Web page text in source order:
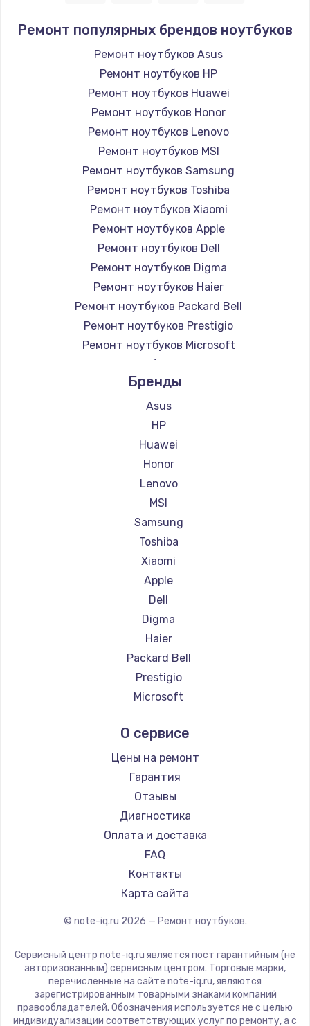
Ремонт популярных брендов ноутбуков
Ремонт ноутбуков Asus
Ремонт ноутбуков HP
Ремонт ноутбуков Huawei
Ремонт ноутбуков Honor
Ремонт ноутбуков Lenovo
Ремонт ноутбуков MSI
Ремонт ноутбуков Samsung
Ремонт ноутбуков Toshiba
Ремонт ноутбуков Xiaomi
Ремонт ноутбуков Apple
Ремонт ноутбуков Dell
Ремонт ноутбуков Digma
Ремонт ноутбуков Haier
Ремонт ноутбуков Packard Bell
Ремонт ноутбуков Prestigio
Ремонт ноутбуков Microsoft
Ремонт ноутбуков Alienware
Ремонт ноутбуков Aquarius
Ремонт ноутбуков Gigabyte
Ремонт ноутбуков Aorus
Ремонт ноутбуков Maibenben
Ремонт ноутбуков Getac
Ремонт ноутбуков Epson
Ремонт ноутбуков Philips
Ремонт ноутбуков LG
Ремонт ноутбуков Panasonic
Ремонт ноутбуков Irbis
Ремонт ноутбуков Thunderobot
Ремонт ноутбуков Hasee
Ремонт ноутбуков ZTE
Ремонт ноутбуков Hiper
Ремонт ноутбуков Evga
Ремонт ноутбуков Google
Ремонт ноутбуков Echips
Ремонт ноутбуков Predator
Ремонт ноутбуков iru
Ремонт ноутбуков Machenike
Ремонт ноутбуков DEXP
Ремонт ноутбуков Teclast
Ремонт ноутбуков CHUWI
Ремонт ноутбуков Colorful
Бренды
Asus
HP
Huawei
Honor
Lenovo
MSI
Samsung
Toshiba
Xiaomi
Apple
Dell
Digma
Haier
Packard Bell
Prestigio
Microsoft
Aquarius
Gigabyte
Aorus
Maibenben
Getac
Epson
Philips
LG
Panasonic
ZTE
Hiper
Evga
О сервисе
Цены на ремонт
Гарантия
Отзывы
Диагностика
Оплата и доставка
FAQ
Контакты
Карта сайта
© note-iq.ru 2026 — Ремонт ноутбуков.
Сервисный центр note-iq.ru является пост гарантийным (не
авторизованным) сервисным центром. Торговые марки,
перечисленные на сайте note-iq.ru, являются
зарегистрированным товарными знаками компаний
правообладателей. Обозначения используется не с целью
индивидуализации соответствующих услуг по ремонту, а с